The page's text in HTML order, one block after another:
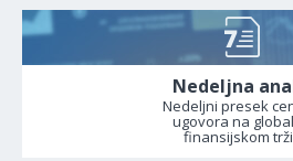
Nedeljna
Nedeljni presek
ugovora na
finansijskom